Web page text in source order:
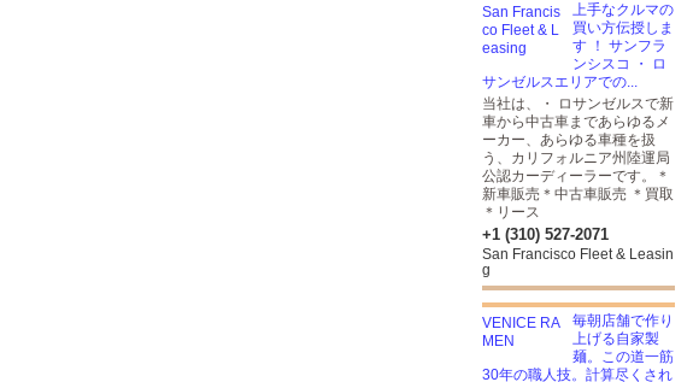
上手なクルマの
買い方伝授しま
す ！ サンフラ
ンシスコ ・ ロ
サンゼルスエリアでの...
当社は、・ ロサンゼルスで新
車から中古車まであらゆるメ
ーカー、あらゆる車種を扱
う、カリフォルニア州陸運局
公認カーディーラーです。＊
新車販売＊中古車販売 ＊買取
＊リース
+1 (310) 527-2071
San Francisco Fleet & Leasin
g
毎朝店舗で作り
上げる自家製
麺。この道一筋
30年の職人技。計算尽くされ